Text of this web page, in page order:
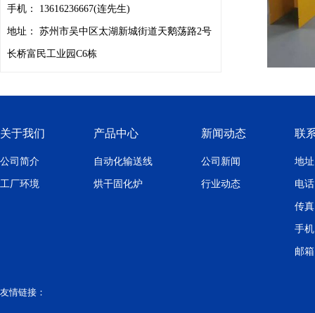
手机： 13616236667(连先生)
地址： 苏州市吴中区太湖新城街道天鹅荡路2号
长桥富民工业园C6栋
关于我们
公司简介
工厂环境
产品中心
自动化输送线
烘干固化炉
新闻动态
公司新闻
行业动态
联
地
电
传真
手
邮
友情链接：